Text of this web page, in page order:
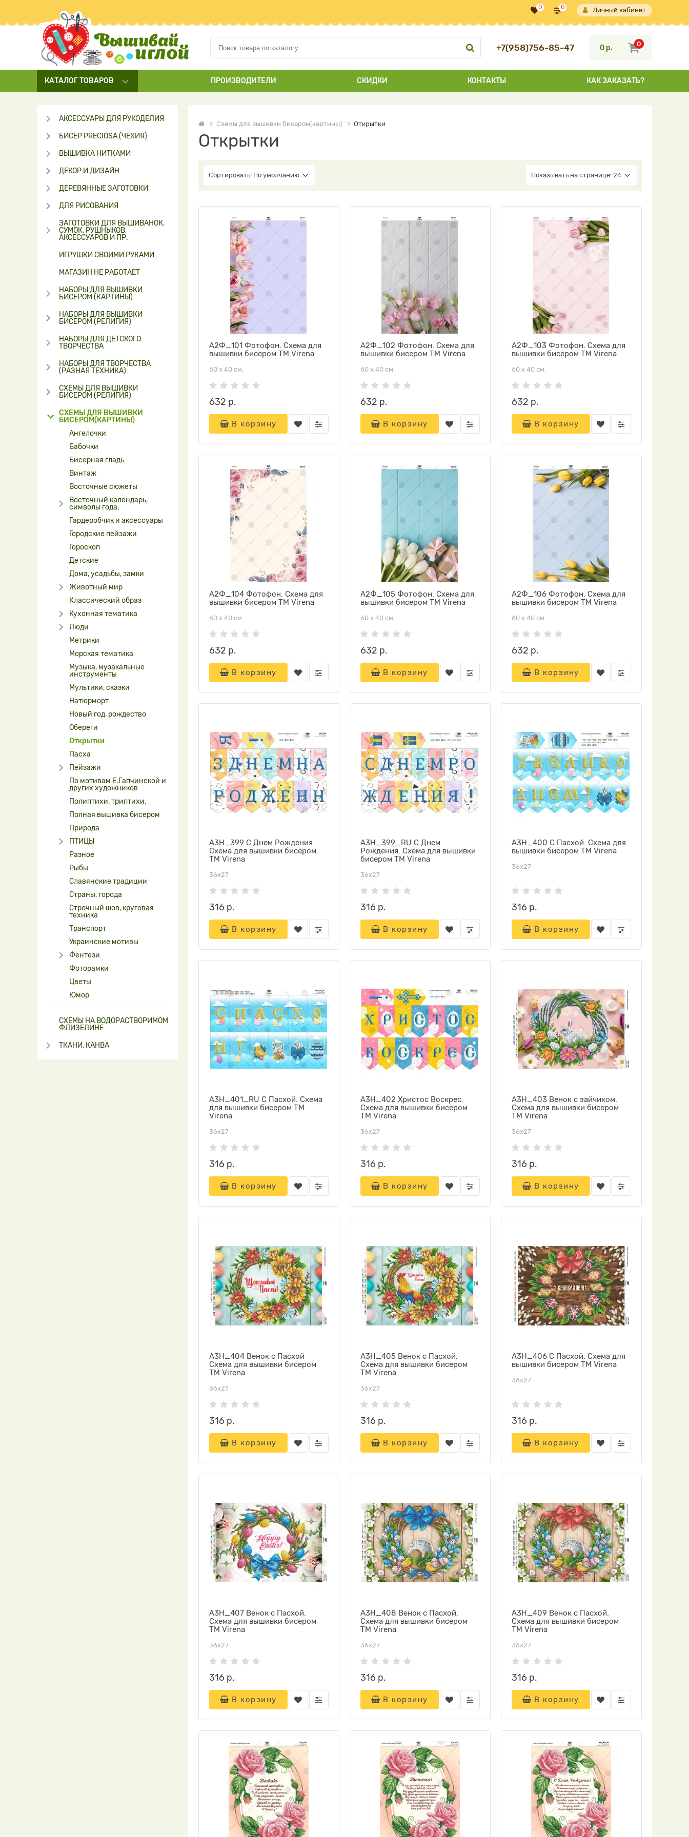
0 0 Личный кабинет
+7(958)756-85-47 0
0 р.
КАТАЛОГТОВАРОВ ПРОИЗВОДИТЕЛИ СКИДКИ КОНТАКТЫ КАК ЗАКАЗАТЬ?
АКСЕССУАРЫ ДЛЯ РУКОДЕЛИЯ
БИСЕР PRECIOSA (ЧЕХИЯ)
ВЫШИВКА НИТКАМИ
ДЕКОР И ДИЗАЙН
ДЕРЕВЯННЫЕ ЗАГОТОВКИ
ДЛЯ РИСОВАНИЯ
ЗАГОТОВКИ ДЛЯ ВЫШИВАНОК,
СУМОК, РУШНЫКОВ,
АКСЕССУАРОВ И ПР.
ИГРУШКИ СВОИМИ РУКАМИ
МАГАЗИН НЕ РАБОТАЕТ
НАБОРЫ ДЛЯ ВЫШИВКИ
БИСЕРОМ (КАРТИНЫ)
НАБОРЫ ДЛЯ ВЫШИВКИ
БИСЕРОМ (РЕЛИГИЯ)
НАБОРЫ ДЛЯ ДЕТСКОГО
ТВОРЧЕСТВА
НАБОРЫ ДЛЯ ТВОРЧЕСТВА
(РАЗНАЯ ТЕХНИКА)
СХЕМЫ ДЛЯ ВЫШИВКИ
БИСЕРОМ (РЕЛИГИЯ)
СХЕМЫ ДЛЯ ВЫШИВКИ
БИСЕРОМ(КАРТИНЫ)
Ангелочки
Бабочки
Бисерная гладь
Винтаж
Восточные сюжеты
Восточный календарь,
символы года.
Гардеробчик и аксессуары
Городские пейзажи
Гороскоп
Детские
Дома, усадьбы, замки
Животный мир
Классический образ
Кухонная тематика
Люди
Метрики
Морская тематика
Музыка, музакальные
инструменты
Мультики, сказки
Натюрморт
Новый год, рождество
Обереги
Открытки
Пасха
Пейзажи
По мотивам Е.Гапчинской и
других художников
Полиптихи, триптихи.
Полная вышивка бисером
Природа
ПТИЦЫ
Разное
Рыбы
Славянские традиции
Страны, города
Строчный шов, круговая
техника
Транспорт
Украинские мотивы
Фентези
Фоторамки
Цветы
Юмор
СХЕМЫ НА ВОДОРАСТВОРИМОМ
ФЛИЗЕЛИНЕ
ТКАНИ, КАНВА
Схемы для вышивки бисером(картины) Открытки
Открытки
Сортировать: По умолчанию Показывать на странице: 24
А2Ф_101 Фотофон. Схема для
вышивки бисером ТМ Virena
60 х 40 см.
632 р.
В корзину
А2Ф_102 Фотофон. Схема для
вышивки бисером ТМ Virena
60 х 40 см.
632 р.
В корзину
А2Ф_103 Фотофон. Схема для
вышивки бисером ТМ Virena
60 х 40 см.
632 р.
В корзину
А2Ф_104 Фотофон. Схема для
вышивки бисером ТМ Virena
60 х 40 см.
632 р.
В корзину
А2Ф_105 Фотофон. Схема для
вышивки бисером ТМ Virena
60 х 40 см.
632 р.
В корзину
А2Ф_106 Фотофон. Схема для
вышивки бисером ТМ Virena
60 х 40 см.
632 р.
В корзину
А3Н_399 С Днем Рождения.
Схема для вышивки бисером
ТМ Virena
36х27
316 р.
В корзину
А3Н_399_RU С Днем
Рождения. Схема для вышивки
бисером ТМ Virena
36х27
316 р.
В корзину
А3Н_400 С Пасхой. Схема для
вышивки бисером ТМ Virena
36х27
316 р.
В корзину
А3Н_401_RU С Пасхой. Схема
для вышивки бисером ТМ
Virena
36х27
316 р.
В корзину
А3Н_402 Христос Воскрес.
Схема для вышивки бисером
ТМ Virena
36х27
316 р.
В корзину
А3Н_403 Венок с зайчиком.
Схема для вышивки бисером
ТМ Virena
36х27
316 р.
В корзину
А3Н_404 Венок с Пасхой
Схема для вышивки бисером
ТМ Virena
36х27
316 р.
В корзину
А3Н_405 Венок с Пасхой.
Схема для вышивки бисером
ТМ Virena
36х27
316 р.
В корзину
А3Н_406 С Пасхой. Схема для
вышивки бисером ТМ Virena
36х27
316 р.
В корзину
А3Н_407 Венок с Пасхой.
Схема для вышивки бисером
ТМ Virena
36х27
316 р.
В корзину
А3Н_408 Венок с Пасхой.
Схема для вышивки бисером
ТМ Virena
36х27
316 р.
В корзину
А3Н_409 Венок с Пасхой.
Схема для вышивки бисером
ТМ Virena
36х27
316 р.
В корзину